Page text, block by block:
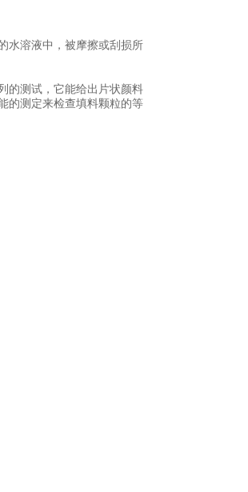
水溶液中，被摩擦或刮损所
的测试，它能给出片状颜料
的测定来检查填料颗粒的等